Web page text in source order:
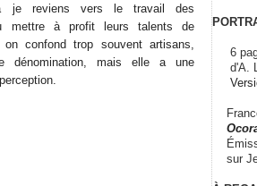
je reviens vers le travail des
mettre à profit leurs talents de
confond trop souvent artisans,
dénomination, mais elle a une
6
d'A.
sur